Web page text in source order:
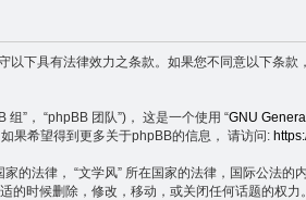
以下具有法律效力之条款。如果您不同意以下条
组”， “phpBB 团队”)， 这是一个使用 “GNU
果希望得到更多关于phpBB的信息， 请访问:
法律， “文学风” 所在国家的法律，国际公法
时候删除，修改，移动，或关闭任何话题的权